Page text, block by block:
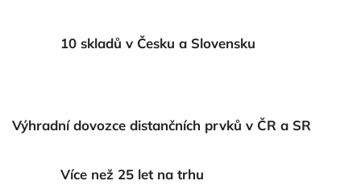
10 skladů v Česku a Slovensku
Výhradní dovozce distančních prvků v ČR a SR
Více než 25 let na trhu